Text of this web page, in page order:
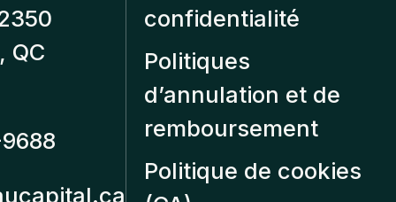
QC
confidentialité
Politiques
d’annulation et de
remboursement
Politique de cookies